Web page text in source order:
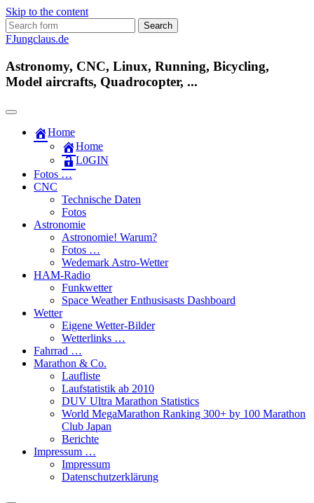
Skip to the content
Search
for:
FJungclaus.de
Astronomy, CNC, Linux, Running, Bicycling,
Model aircrafts, Quadrocopter, ...
Home
Home
L​0​​GIN
Fotos …
CNC
Technische Daten
Fotos
Astronomie
Astronomie! Warum?
Fotos …
Wedemark Astro-Wetter
HAM-Radio
Funkwetter
Space Weather Enthusisasts Dashboard
Wetter
Eigene Wetter-Bilder
Wetterlinks …
Fahrrad …
Marathon & Co.
Laufliste
Laufstatistik ab 2010
DUV Ultra Marathon Statistics
World MegaMarathon Ranking 300+ by 100 Marathon
Club Japan
Berichte
Impressum …
Impressum
Datenschutzerklärung